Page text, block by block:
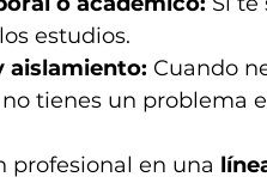
estudios.
aislamiento: Cuando
tienes un problema
profesional en una